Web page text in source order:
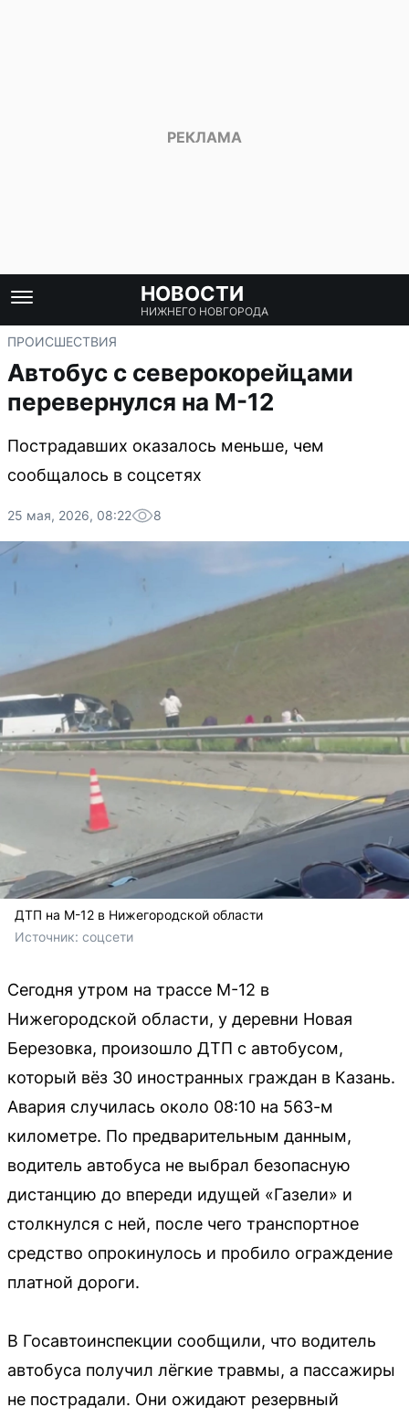
НОВОСТИ
НИЖНЕГО НОВГОРОДА
ПРОИСШЕСТВИЯ
Автобус с северокорейцами
перевернулся на М-12
Пострадавших оказалось меньше, чем
сообщалось в соцсетях
25 мая, 2026, 08:22 8
ДТП на М-12 в Нижегородской области
Источник: соцсети
Сегодня утром на трассе М-12 в
Нижегородской области, у деревни Новая
Березовка, произошло ДТП с автобусом,
который вёз 30 иностранных граждан в Казань.
Авария случилась около 08:10 на 563-м
километре. По предварительным данным,
водитель автобуса не выбрал безопасную
дистанцию до впереди идущей «Газели» и
столкнулся с ней, после чего транспортное
средство опрокинулось и пробило ограждение
платной дороги.
В Госавтоинспекции сообщили, что водитель
автобуса получил лёгкие травмы, а пассажиры
не пострадали. Они ожидают резервный